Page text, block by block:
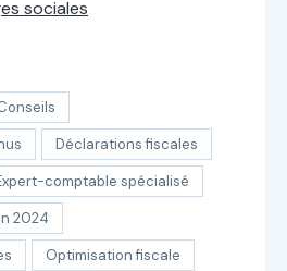
sociales
Déclarations fiscales
comptable spécialisé
2024
Optimisation fiscale